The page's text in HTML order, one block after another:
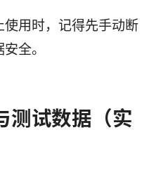
使用时，记得先手动断
全。
测试数据（实